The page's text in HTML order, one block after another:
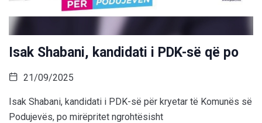
Isak Shabani, kandidati i PDK-së që po
21/09/2025
Isak Shabani, kandidati i PDK-së për kryetar të Komunës së
Podujevës, po mirëpritet ngrohtësisht